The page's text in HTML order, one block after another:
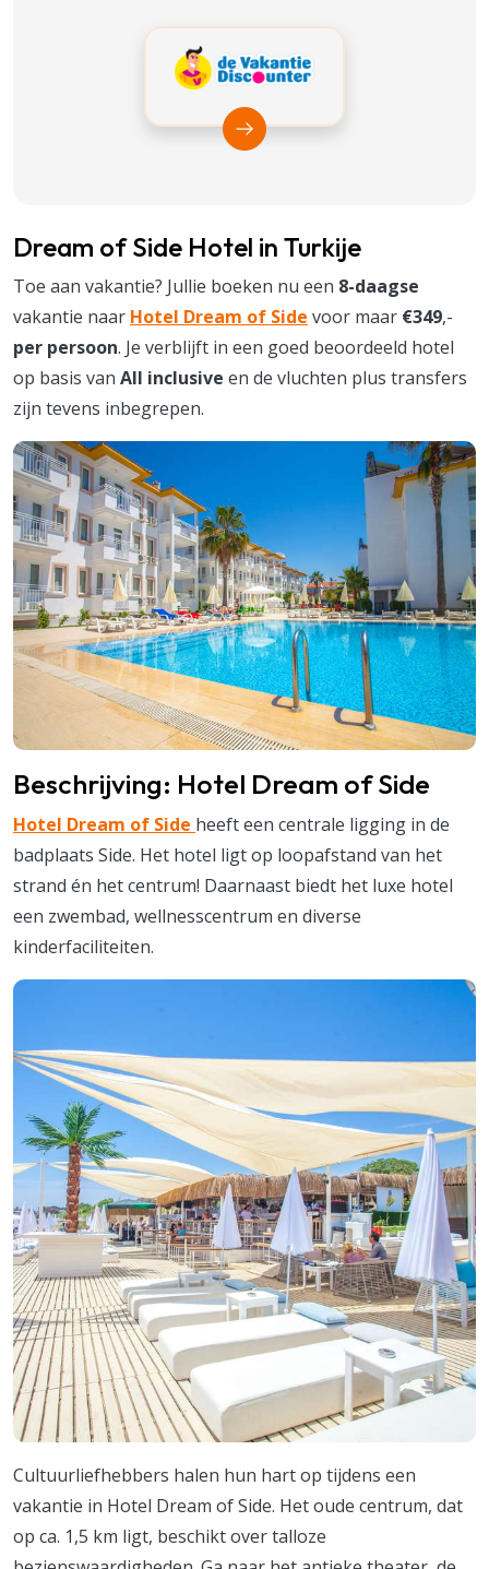
Bekijk Vakantiediscounter
Dream of Side Hotel in Turkije
Toe aan vakantie? Jullie boeken nu een 8-daagse
vakantie naar Hotel Dream of Side voor maar €349,-
per persoon. Je verblijft in een goed beoordeeld hotel
op basis van All inclusive en de vluchten plus transfers
zijn tevens inbegrepen.
Beschrijving: Hotel Dream of Side
Hotel Dream of Side heeft een centrale ligging in de
badplaats Side. Het hotel ligt op loopafstand van het
strand én het centrum! Daarnaast biedt het luxe hotel
een zwembad, wellnesscentrum en diverse
kinderfaciliteiten.
Cultuurliefhebbers halen hun hart op tijdens een
vakantie in Hotel Dream of Side. Het oude centrum, dat
op ca. 1,5 km ligt, beschikt over talloze